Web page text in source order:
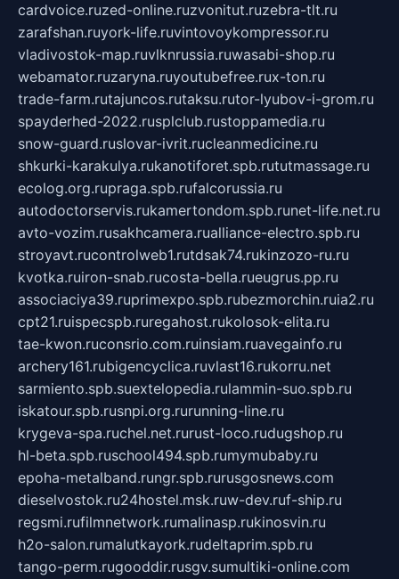
cardvoice.ruzed-online.ruzvonitut.ruzebra-tlt.ru
zarafshan.ruyork-life.ruvintovoykompressor.ru
vladivostok-map.ruvlknrussia.ruwasabi-shop.ru
webamator.ruzaryna.ruyoutubefree.rux-ton.ru
trade-farm.rutajuncos.rutaksu.rutor-lyubov-i-grom.ru
spayderhed-2022.rusplclub.rustoppamedia.ru
snow-guard.ruslovar-ivrit.rucleanmedicine.ru
shkurki-karakulya.rukanotiforet.spb.rututmassage.ru
ecolog.org.rupraga.spb.rufalcorussia.ru
autodoctorservis.rukamertondom.spb.runet-life.net.ru
avto-vozim.rusakhcamera.rualliance-electro.spb.ru
stroyavt.rucontrolweb1.rutdsak74.rukinzozo-ru.ru
kvotka.ruiron-snab.rucosta-bella.rueugrus.pp.ru
associaciya39.ruprimexpo.spb.rubezmorchin.ruia2.ru
cpt21.ruispecspb.ruregahost.rukolosok-elita.ru
tae-kwon.ruconsrio.com.ruinsiam.ruavegainfo.ru
archery161.rubigencyclica.ruvlast16.rukorru.net
sarmiento.spb.suextelopedia.rulammin-suo.spb.ru
iskatour.spb.rusnpi.org.rurunning-line.ru
krygeva-spa.ruchel.net.rurust-loco.rudugshop.ru
hl-beta.spb.ruschool494.spb.rumymubaby.ru
epoha-metalband.rungr.spb.rurusgosnews.com
dieselvostok.ru24hostel.msk.ruw-dev.ruf-ship.ru
regsmi.rufilmnetwork.rumalinasp.rukinosvin.ru
h2o-salon.rumalutkayork.rudeltaprim.spb.ru
tango-perm.rugooddir.rusgv.sumultiki-online.com